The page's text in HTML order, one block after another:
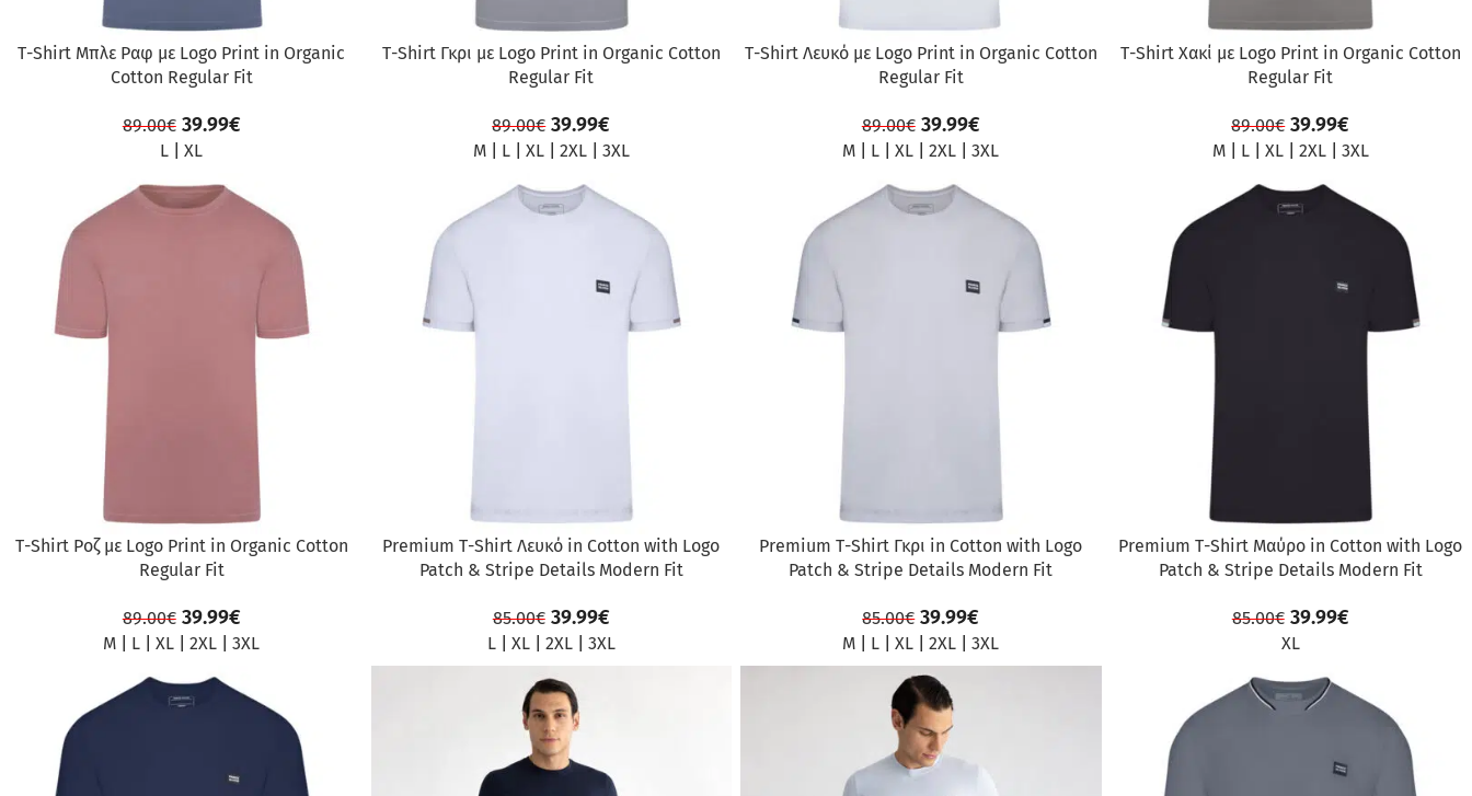
Τ-Shirt Μπλε Ραφ με Logo Print in Organic
Cotton Regular Fit
89.00€ 39.99€
L |XL
Τ-Shirt Γκρι με Logo Print in Organic Cotton
Regular Fit
89.00€ 39.99€
M| L| XL| 2XL| 3XL
Τ-Shirt Λευκό με Logo Print in Organic Cotton
Regular Fit
89.00€ 39.99€
M L |XL |2XL |3XL
Τ-Shirt Χακί με Logo Print in Organic Cotton
Regular Fit
89.00€ 39.99€
M| L| XL| 2XL| 3XL
ΠΡΟΣΦΟΡΆ
Τ-Shirt Ροζ με Logo Print in Organic Cotton
Regular Fit
89.00€ 39.99€
M L |XL |2XL |3XL
ΠΡΟΣΦΟΡΆ
Premium Τ-Shirt Λευκό in Cotton with Logo
Patch & Stripe Details Modern Fit
85.00€ 39.99€
L| XL| 2XL| 3XL
ΠΡΟΣΦΟΡΆ
Premium Τ-Shirt Γκρι in Cotton with Logo
Patch & Stripe Details Modern Fit
85.00€ 39.99€
M L |XL |2XL |3XL
ΠΡΟΣΦΟΡΆ
Premium Τ-Shirt Μαύρο in Cotton with Logo
Patch & Stripe Details Modern Fit
85.00€ 39.99€
XL
ΠΡΟΣΦΟΡΆ ΠΡΟΣΦΟΡΆ